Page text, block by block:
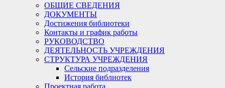
ОБЩИЕ СВЕДЕНИЯ
ДОКУМЕНТЫ
Достижения библиотеки
Контакты и график работы
РУКОВОДСТВО
ДЕЯТЕЛЬНОСТЬ УЧРЕЖДЕНИЯ
СТРУКТУРА УЧРЕЖДЕНИЯ
Сельские подразделения
История библиотек
Проектная работа